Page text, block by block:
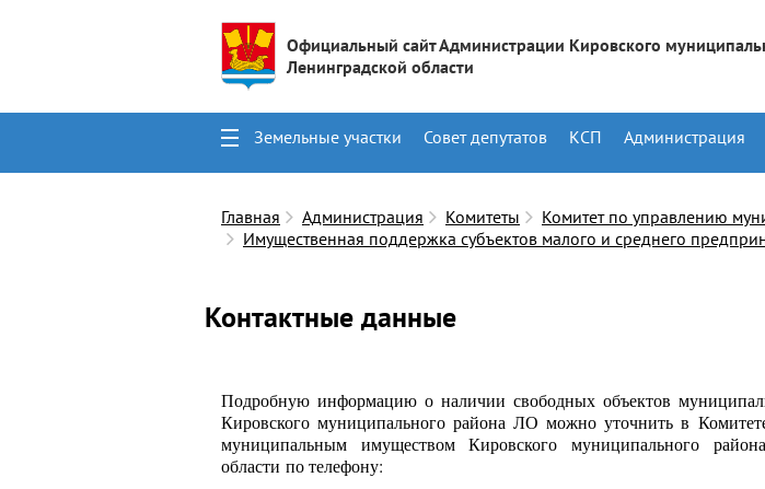
Официальный сайт Администрации Кировского
Ленинградской области
Земельные участки Совет депутатов КСП Администрация
Главная
Администрация Комитеты
Комитет по управлению
Имущественная поддержка субъектов малого и среднего
Контактные данные
Подробную информацию о наличии свободных объектов
Кировского муниципального района ЛО можно уточнить в
муниципальным имуществом Кировского муниципального
области по телефону: